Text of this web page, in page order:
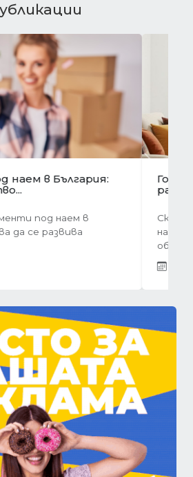
за хол на една ръка
си признаем, че понякога
в